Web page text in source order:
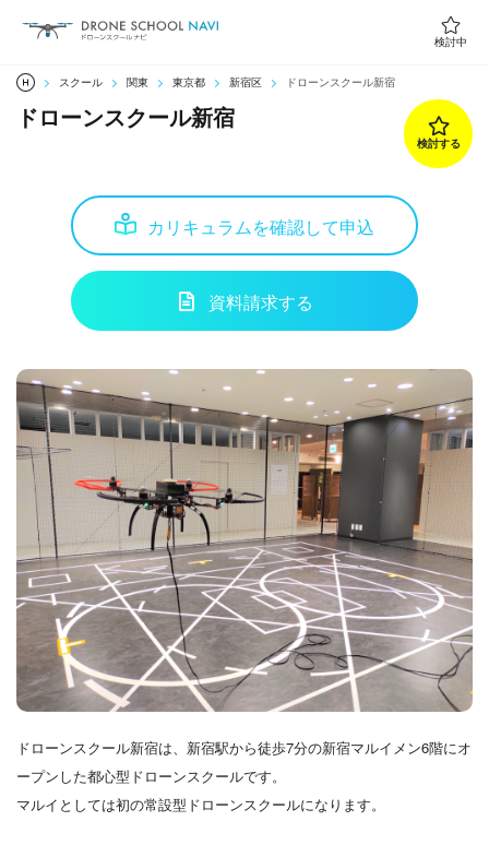
検討中
スクール 関東 東京都 新宿区 ドローンスクール新宿
ドローンスクール新宿
検討する
カリキュラムを確認して申込
資料請求する
ドローンスクール新宿は、新宿駅から徒歩7分の新宿マルイメン6階にオ
ープンした都心型ドローンスクールです。
マルイとしては初の常設型ドローンスクールになります。